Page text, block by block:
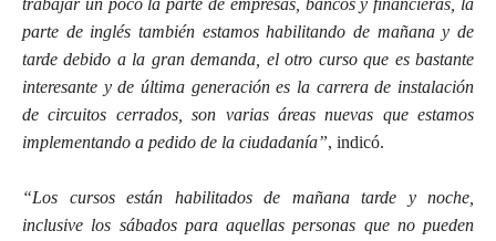
parte de inglés también estamos habilitando de mañana y de
tarde debido a la gran demanda, el otro curso que es bastante
interesante y de última generación es la carrera de instalación
de circuitos cerrados, son varias áreas nuevas que estamos
implementando a pedido de la ciudadanía”, indicó.
“Los cursos están habilitados de mañana tarde y noche,
inclusive los sábados para aquellas personas que no pueden